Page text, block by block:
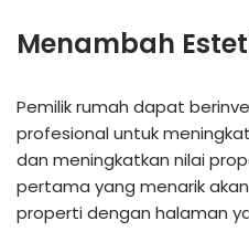
Menambah
Pemilik rumah dapat
profesional untuk
dan meningkatkan nilai
pertama yang menarik
properti dengan halaman